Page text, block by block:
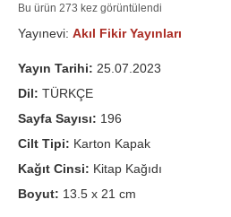
Bu ürün 273 kez görüntülendi
Yayınevi: Akıl Fikir Yayınları
Yayın Tarihi: 25.07.2023
Dil: TÜRKÇE
Sayfa Sayısı: 196
Cilt Tipi: Karton Kapak
Kağıt Cinsi: Kitap Kağıdı
Boyut: 13.5 x 21 cm